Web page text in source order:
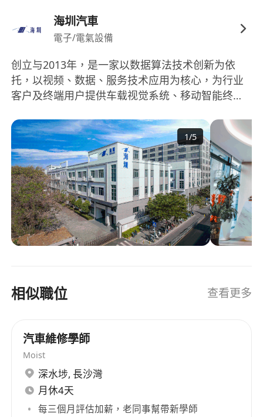
海圳汽車
電子/電氣設備
创立与2013年，是一家以数据算法技术创新为依
托，以视频、数据、服务技术应用为核心，为行业
客户及终端用户提供车载视觉系统、移动智能终
圳将延续自主创新之路，致力于智慧出行、智慧交
通、智慧城市领域，通过视频算法、人工智能、AI
大数据服务的深度开发持续创新，为行业赋能提供
高效稳定的一站式解决方案；为消费者提供便捷、
安全、智能的高科技产品。
1/5
相似職位 查看更多
汽車維修學師
Moist
深水埗, 長沙灣
月休4天
每三個月評估加薪，老同事幫帶新學師